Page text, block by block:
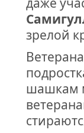
зрелой
шашкам